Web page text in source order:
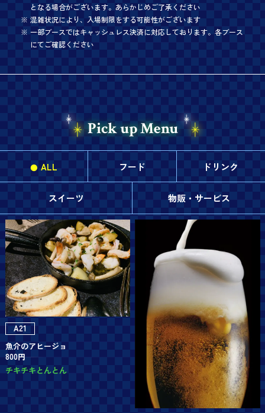
となる場合がございます。あらかじめご了承ください
混雑状況により、入場制限をする可能性がございます
一部ブースではキャッシュレス決済に対応しております。各ブース
にてご確認ください
Pick up Menu
ALL フード ドリンク
スイーツ 物販・サービス
A21
魚介のアヒージョ
800円
チキチキとんとん